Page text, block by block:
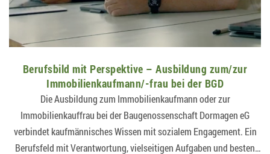
Berufsbild mit Perspektive – Ausbildung zum/zur
Immobilienkaufmann/-frau bei der BGD
Die Ausbildung zum Immobilienkaufmann oder zur
Immobilienkauffrau bei der Baugenossenschaft Dormagen eG
verbindet kaufmännisches Wissen mit sozialem Engagement. Ein
Berufsfeld mit Verantwortung, vielseitigen Aufgaben und besten